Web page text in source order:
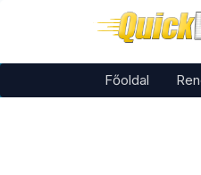
Főoldal